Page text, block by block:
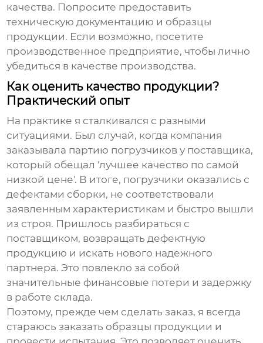
качества. Попросите предоставить
техническую документацию и образцы
продукции. Если возможно, посетите
производственное предприятие, чтобы лично
убедиться в качестве производства.
Как оценить качество продукции?
Практический опыт
На практике я сталкивался с разными
ситуациями. Был случай, когда компания
заказывала партию погрузчиков у поставщика,
который обещал 'лучшее качество по самой
низкой цене'. В итоге, погрузчики оказались с
дефектами сборки, не соответствовали
заявленным характеристикам и быстро вышли
из строя. Пришлось разбираться с
поставщиком, возвращать дефектную
продукцию и искать нового надежного
партнера. Это повлекло за собой
значительные финансовые потери и задержку
в работе склада.
Поэтому, прежде чем сделать заказ, я всегда
стараюсь заказать образцы продукции и